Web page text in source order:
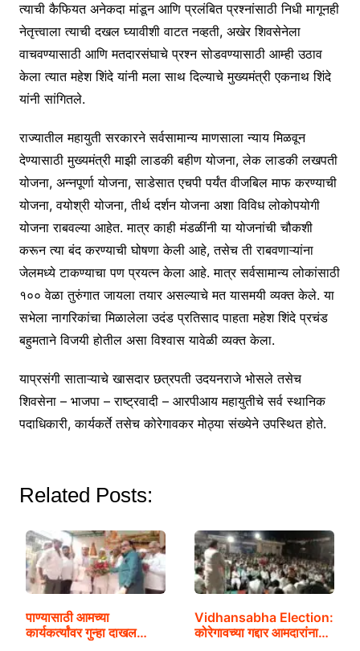
त्याची कैफियत अनेकदा मांडून आणि प्रलंबित प्रश्नांसाठी निधी मागूनही
नेतृत्त्वाला त्याची दखल घ्यावीशी वाटत नव्हती, अखेर शिवसेनेला
वाचवण्यासाठी आणि मतदारसंघाचे प्रश्न सोडवण्यासाठी आम्ही उठाव
केला त्यात महेश शिंदे यांनी मला साथ दिल्याचे मुख्यमंत्री एकनाथ शिंदे
यांनी सांगितले.
राज्यातील महायुती सरकारने सर्वसामान्य माणसाला न्याय मिळवून
देण्यासाठी मुख्यमंत्री माझी लाडकी बहीण योजना, लेक लाडकी लखपती
योजना, अन्नपूर्णा योजना, साडेसात एचपी पर्यंत वीजबिल माफ करण्याची
योजना, वयोश्री योजना, तीर्थ दर्शन योजना अशा विविध लोकोपयोगी
योजना राबवल्या आहेत. मात्र काही मंडळींनी या योजनांची चौकशी
करून त्या बंद करण्याची घोषणा केली आहे, तसेच ती राबवणाऱ्यांना
जेलमध्ये टाकण्याचा पण प्रयत्न केला आहे. मात्र सर्वसामान्य लोकांसाठी
१०० वेळा तुरुंगात जायला तयार असल्याचे मत यासमयी व्यक्त केले. या
सभेला नागरिकांचा मिळालेला उदंड प्रतिसाद पाहता महेश शिंदे प्रचंड
बहुमताने विजयी होतील असा विश्वास यावेळी व्यक्त केला.
याप्रसंगी साताऱ्याचे खासदार छत्रपती उदयनराजे भोसले तसेच
शिवसेना – भाजपा – राष्ट्रवादी – आरपीआय महायुतीचे सर्व स्थानिक
पदाधिकारी, कार्यकर्ते तसेच कोरेगावकर मोठ्या संख्येने उपस्थित होते.
Related Posts:
पाण्यासाठी आमच्या
कार्यकर्त्यांवर गुन्हा दाखल…
Vidhansabha Election:
कोरेगावच्या गद्दार आमदारांना…